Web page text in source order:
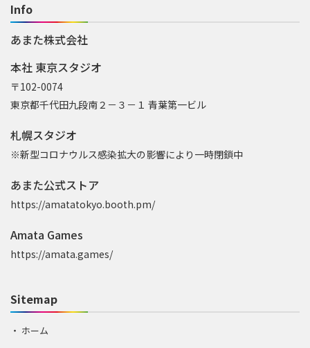
Info
あまた株式会社
本社 東京スタジオ
〒102-0074
東京都千代田九段南２－３－１ 青葉第一ビル
札幌スタジオ
※新型コロナウルス感染拡大の影響により一時閉鎖中
あまた公式ストア
https://amatatokyo.booth.pm/
Amata Games
https://amata.games/
Sitemap
ホーム